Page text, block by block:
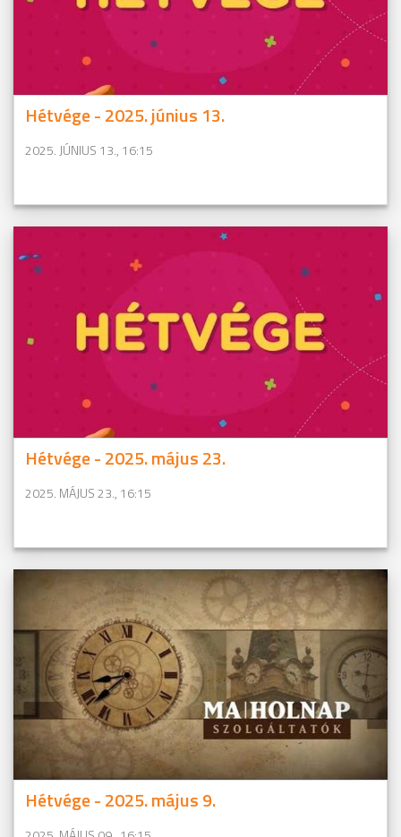
Hétvége - 2025. június 13.
2025. JÚNIUS 13., 16:15
Hétvége - 2025. május 23.
2025. MÁJUS 23., 16:15
Hétvége - 2025. május 9.